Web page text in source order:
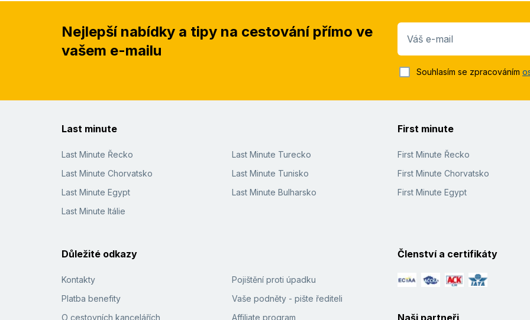
Nejlepší nabídky a tipy na cestování přímo ve
vašem e-mailu
Váš e-mail
Souhlasím se zpracováním
Last minute
Last Minute Řecko
Last Minute Chorvatsko
Last Minute Egypt
Last Minute Itálie
Last Minute Turecko
Last Minute Tunisko
Last Minute Bulharsko
First minute
First Minute Řecko
First Minute Chorvatsko
First Minute Egypt
Důležité odkazy
Kontakty
Platba benefity
O cestovních kancelářích
Pojištění proti úpadku
Vaše podněty - pište řediteli
Affiliate program
Členství a certifikáty